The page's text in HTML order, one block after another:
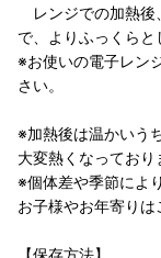
レンジでの加熱後
で、よりふっくらと
※お使いの電子レン
さい。
※加熱後は温かいう
大変熱くなっており
※個体差や季節によ
お子様やお年寄りは